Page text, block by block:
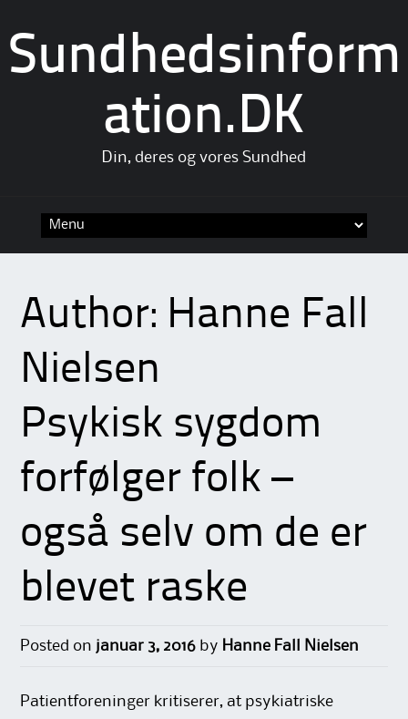
Sundhedsinform
ation.DK
Din, deres og vores Sundhed
Author: Hanne Fall
Nielsen
Psykisk sygdom
forfølger folk –
også selv om de er
blevet raske
Posted on januar 3, 2016 by Hanne Fall Nielsen
Patientforeninger kritiserer, at psykiatriske